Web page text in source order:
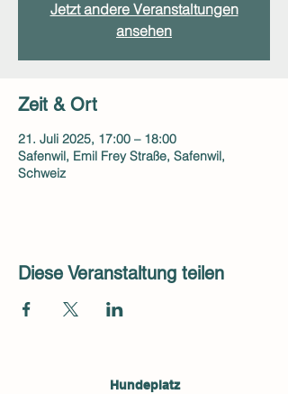
Jetzt andere Veranstaltungen
ansehen
Zeit & Ort
21. Juli 2025, 17:00 – 18:00
Safenwil, Emil Frey Straße, Safenwil,
Schweiz
Diese Veranstaltung teilen
Hundeplatz